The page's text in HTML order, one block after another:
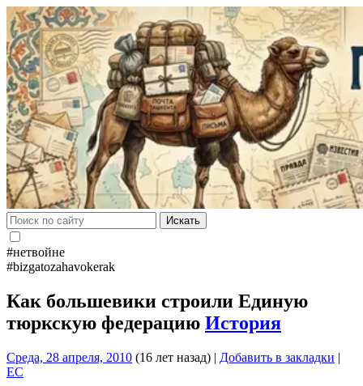
Искать
#нетвойне
#bizgatozahavokerak
Как большевики строили Единую
тюркскую федерацию История
Среда, 28 апреля, 2010 (16 лет назад) | Добавить в закладки |
EC